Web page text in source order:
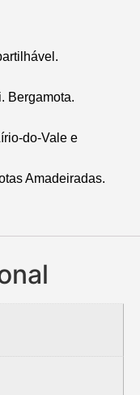
Bergamota.
do-Vale e
Amadeiradas.